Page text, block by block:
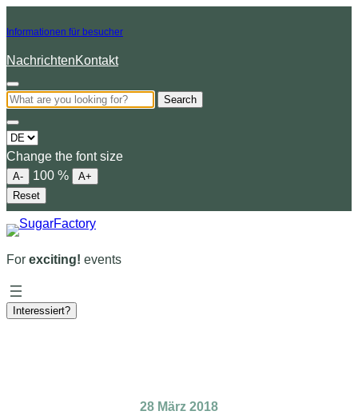
Informationen für besucher
NachrichtenKontakt
Search
Choose
a
language
Change the font size
A- 100 %
A+
Reset
For exciting! events
Interessiert?
28 März 2018